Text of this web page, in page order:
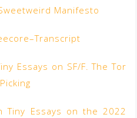
Manifesto
Essays on SF/F. The Tor
Tiny Essays on the 2022